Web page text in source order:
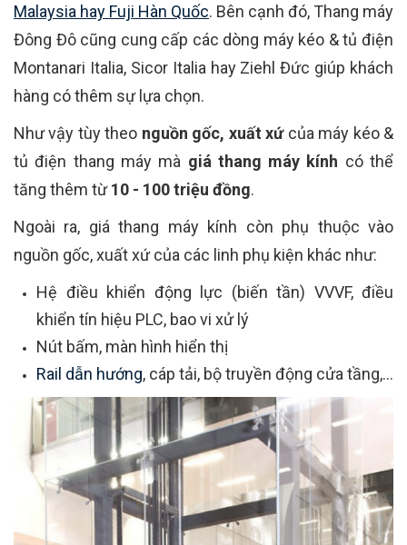
Malaysia hay Fuji Hàn Quốc. Bên cạnh đó, Thang máy
Đông Đô cũng cung cấp các dòng máy kéo & tủ điện
Montanari Italia, Sicor Italia hay Ziehl Đức giúp khách
hàng có thêm sự lựa chọn.
Như vậy tùy theo nguồn gốc, xuất xứcủa máy kéo &
tủ điện thang máy mà giá thang máy kính có thể
tăng thêm từ10 - 100 triệu đồng.
Ngoài ra, giá thang máy kính còn phụ thuộc vào
nguồn gốc, xuất xứ của các linh phụ kiện khác như:
Hệ điều khiển động lực (biến tần) VVVF, điều
khiển tín hiệu PLC, bao vi xử lý
Nút bấm, màn hình hiển thị
Rail dẫn hướng, cáp tải, bộ truyền động cửa tầng,...